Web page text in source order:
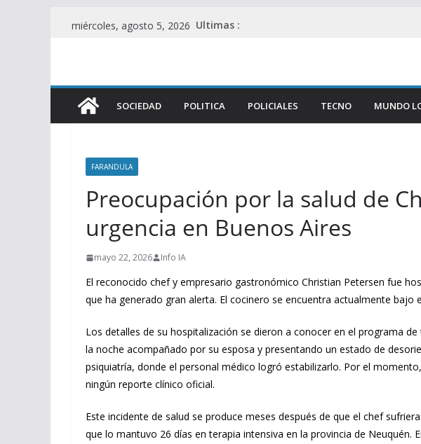
miércoles, agosto 5, 2026 Ultimas :
SOCIEDAD POLITICA POLICIALES TECNO MUNDO
FARANDULA
Preocupación por la salud de
urgencia en Buenos Aires
mayo 22, 2026 Info IA
El reconocido chef y empresario gastronómico Christian Petersen fue
que ha generado gran alerta. El cocinero se encuentra actualmente
Los detalles de su hospitalización se dieron a conocer en el programa
la noche acompañado por su esposa y presentando un estado de
psiquiatría, donde el personal médico logró estabilizarlo. Por el
ningún reporte clínico oficial.
Este incidente de salud se produce meses después de que el chef
que lo mantuvo 26 días en terapia intensiva en la provincia de